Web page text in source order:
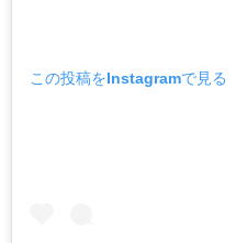
この投稿をInstagramで見る